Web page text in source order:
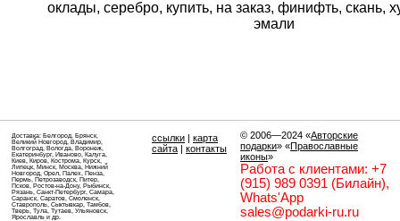
Доставка: Белгород, Брянск,
Великий Новгород, Владимир,
Волгоград, Вологда, Воронеж,
Екатеринбург, Иваново, Калуга,
Киев, Киров, Кострома, Курск,
Липецк, Минск, Москва, Нижний
Новгород, Орел, Палех, Пенза,
Пермь, Петрозаводск, Питер,
Псков, Ростов-на-Дону, Рыбинск,
Рязань, Санкт-Петербург, Самара,
Саранск, Саратов, Смоленск,
Ставрополь, Сыктывкар, Тамбов,
Тверь, Тула, Тутаев, Ульяновск,
Ярославль и др.
ссылки | карта
сайта | контакты
© 2006—2024 «Авторские
подарки» «Православные
иконы»
Работа с клиентами: +7
(915) 989 0391 (Билайн),
Whats'App
sales@podarki-ru.ru